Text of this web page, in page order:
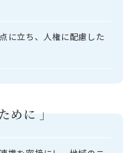
に立ち、人権に配慮した
めに 」